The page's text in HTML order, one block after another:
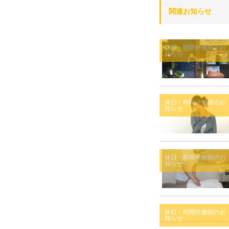
関連お知らせ
休日・時間外施術のお
知らせ
休日・時間外施術のお
知らせ
休日・時間外施術のお
知らせ
休日・時間外施術のお
知らせ